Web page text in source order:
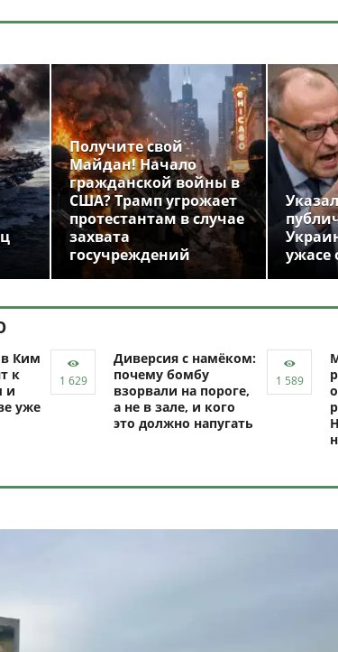
Получите свой
Майдан! Начало
гражданской войны в
США? Трамп угрожает
протестантам в случае
захвата
госучреждений
ужасе
Ким
к
и
уже
Диверсия с намёком:
почему бомбу
взорвали на пороге,
а не в зале, и кого
это должно напугать